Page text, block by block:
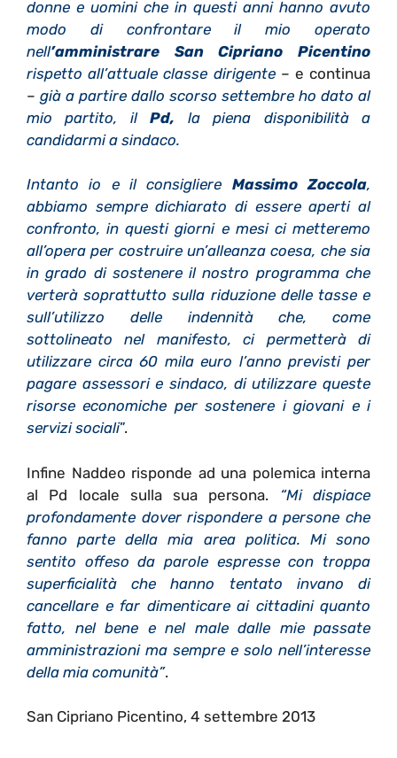
donne e uomini che in questi anni hanno avuto
modo di confrontare il mio operato
nell’amministrare San Cipriano Picentino
rispetto all’attuale classe dirigente– e continua
– già a partire dallo scorso settembre ho dato al
mio partito, ilPd, la piena disponibilità a
candidarmi a sindaco.
Intanto io e il consigliere Massimo Zoccola,
abbiamo sempre dichiarato di essere aperti al
confronto, in questi giorni e mesi ci metteremo
all’opera per costruire un’alleanza coesa, che sia
in grado di sostenere il nostro programma che
verterà soprattutto sulla riduzione delle tasse e
sull’utilizzo delle indennità che, come
sottolineato nel manifesto, ci permetterà di
utilizzare circa 60 mila euro l’anno previsti per
pagare assessori e sindaco, di utilizzare queste
risorse economiche per sostenere i giovani e i
servizi sociali”.
Infine Naddeo risponde ad una polemica interna
al Pd locale sulla sua persona. “Mi dispiace
profondamente dover rispondere a persone che
fanno parte della mia area politica. Mi sono
sentito offeso da parole espresse con troppa
superficialità che hanno tentato invano di
cancellare e far dimenticare ai cittadini quanto
fatto, nel bene e nel male dalle mie passate
amministrazioni ma sempre e solo nell’interesse
della mia comunità”.
San Cipriano Picentino, 4 settembre 2013